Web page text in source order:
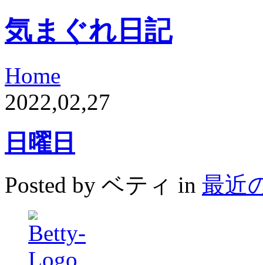
気まぐれ日記
Home
2022,02,27
日曜日
Posted by ベティ in 最近